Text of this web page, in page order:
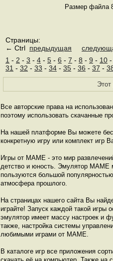
Размер файла
Страницы:
← Ctrl предыдущая
1 - 2 - 3 - 4 - 5 - 6 - 7 - 8 - 9 - 10 -
31 - 32 - 33 - 34 - 35 - 36 - 37 -
Все авторские права на
поэтому использовать скачанные
На нашей платформе Вы можете
конкретную игру или комплект игр
Игры от МАМЕ - это мир
детство и юность. Эмулятор МАМЕ
пользуются большой
атмосфера прошлого.
На страницах нашего сайта Вы
играйте! Запуск каждой такой
эмулятор имеет массу настроек и
также, настройка системы
любимыми играми от МАМЕ.
В каталоге игр все приложения